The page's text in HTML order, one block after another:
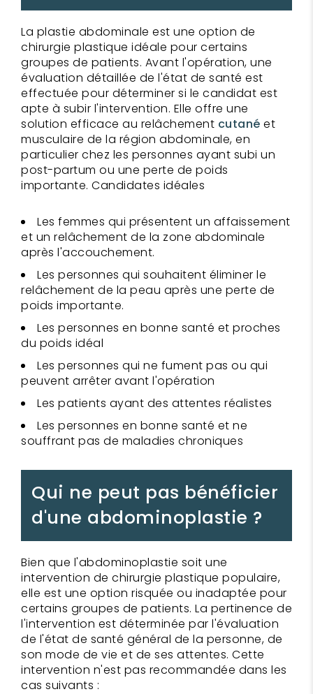
La plastie abdominale est une option de
chirurgie plastique idéale pour certains
groupes de patients. Avant l'opération, une
évaluation détaillée de l'état de santé est
effectuée pour déterminer si le candidat est
apte à subir l'intervention. Elle offre une
solution efficace au relâchement cutané et
musculaire de la région abdominale, en
particulier chez les personnes ayant subi un
post-partum ou une perte de poids
importante. Candidates idéales
Les femmes qui présentent un affaissement
et un relâchement de la zone abdominale
après l'accouchement.
Les personnes qui souhaitent éliminer le
relâchement de la peau après une perte de
poids importante.
Les personnes en bonne santé et proches
du poids idéal
Les personnes qui ne fument pas ou qui
peuvent arrêter avant l'opération
Les patients ayant des attentes réalistes
Les personnes en bonne santé et ne
souffrant pas de maladies chroniques
Qui ne peut pas bénéficier
d'une abdominoplastie ?
Bien que l'abdominoplastie soit une
intervention de chirurgie plastique populaire,
elle est une option risquée ou inadaptée pour
certains groupes de patients. La pertinence de
l'intervention est déterminée par l'évaluation
de l'état de santé général de la personne, de
son mode de vie et de ses attentes. Cette
intervention n'est pas recommandée dans les
cas suivants :